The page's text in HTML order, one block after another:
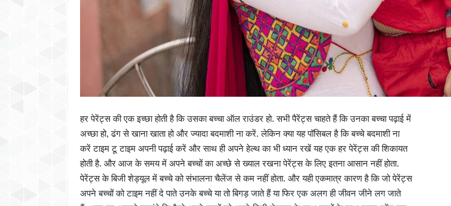
हर पेरेंट्स की एक इच्छा होती है कि उसका बच्चा ऑल राउंडर हो. सभी पैरेंट्स चाहते हैं कि उनका बच्चा पढ़ाई में
अच्छा हो, ढंग से खाना खाता हो और ज्यादा बदमाशी ना करें. लेकिन क्या यह पॉसिबल है कि बच्चे बदमाशी ना
करें टाइम टू टाइम अपनी पढ़ाई करें और साथ ही अपने हेल्थ का भी ध्यान रखें यह एक हर पेरेंट्स की शिकायत
होती है. और आज के समय में अपने बच्चों का अच्छे से ख्याल रखना पेरेंट्स के लिए इतना आसान नहीं होता.
पेरेंट्स के बिजी शेड्यूल में बच्चे को संभालना चैलेंज से कम नहीं होता. और यही एकमात्र कारण है कि जो पेरेंट्स
अपने बच्चों को टाइम नहीं दे पाते उनके बच्चे या तो बिगड़ जाते हैं या फिर एक अलग ही जीवन जीने लग जाते